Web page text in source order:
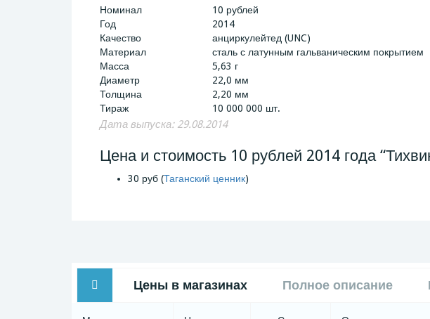
Номинал
10 рублей
Год
2014
Качество
анциркулейтед (UNC)
Материал
сталь с латунным гальваническим покрытием
Масса
5,63 г
Диаметр
22,0 мм
Толщина
2,20 мм
Тираж
10 000 000 шт.
Дата выпуска: 29.08.2014
Цена и стоимость 10 рублей 2014 года
30 руб (Таганский ценник)
Цены в магазинах Полное описание